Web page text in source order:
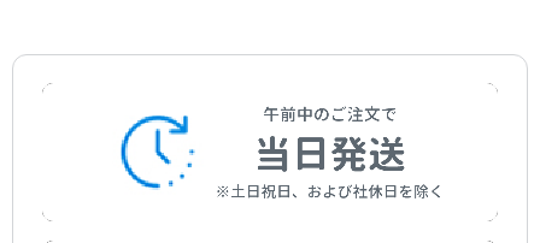
Yamada，Kosaku
Yukiお正月
Oshogatsu
滝 廉太郎
Taki，Rentarou
無言歌集 Op.53-1「海辺で」
Lieder ohne Worte Op.53-1 “On the beach”
作曲者：メンデルスゾーン，バルトルディ・フェリックス
Mendelssohn，Bartholdy Felix
Das Veilchen, KV476
作曲者：モーツァルト，ヴォルフガング・アマデウス
Mozart，Wolfgang Amadeus
ミルテの歌より Op.25-1「献呈」
Widmung (Myrthen, Op.25-1)
シューマン，ロベルト
ミルテの歌 Op.25-7「蓮の花」
Die Lotosblume (Myrthen, Op.25-7)
ロマンスと歌 Op.84-4「甲斐なきセレナード」
Vergebliches Standchen (5 Romanzen und Gesänge,
さあ、もう仲直りしようよ（イタリア歌曲集）